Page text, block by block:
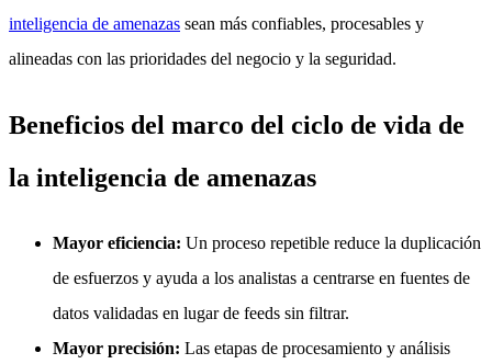
inteligencia de amenazas sean más confiables, procesables y
alineadas con las prioridades del negocio y la seguridad.
Beneficios del marco del ciclo de vida de
la inteligencia de amenazas
Mayor eficiencia: Un proceso repetible reduce la duplicación
de esfuerzos y ayuda a los analistas a centrarse en fuentes de
datos validadas en lugar de feeds sin filtrar.
Mayor precisión: Las etapas de procesamiento y análisis